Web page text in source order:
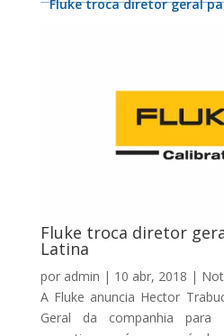
Fluke troca diretor geral
Fluke troca diretor
Latina
por admin | 10 abr, 2018 |
A Fluke anuncia Hector
Geral da companhia